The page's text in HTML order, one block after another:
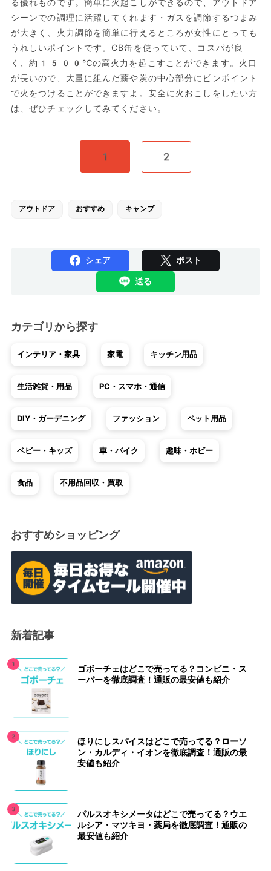
る優れものです。簡単に火起こしができるので、アウトドア
シーンでの調理に活躍してくれます・ガスを調節するつまみ
が大きく、火力調節を簡単に行えるところが女性にとっても
うれしいポイントです。CB缶を使っていて、コスパが良
く、約1500℃の高火力を起こすことができます。火口
が長いので、大量に組んだ薪や炭の中心部分にピンポイント
で火をつけることができますよ。安全に火おこしをしたい方
は、ぜひチェックしてみてください。
1 2
アウトドア おすすめ キャンプ
シェア ポスト
送る
カテゴリから探す
インテリア・家具 家電 キッチン用品
生活雑貨・用品 PC・スマホ・通信
DIY・ガーデニング ファッション ペット用品
ベビー・キッズ 車・バイク 趣味・ホビー
食品 不用品回収・買取
おすすめショッピング
新着記事
ゴボーチェはどこで売ってる？コンビニ・ス
ーパーを徹底調査！通販の最安値も紹介
ほりにしスパイスはどこで売ってる？ローソ
ン・カルディ・イオンを徹底調査！通販の最
安値も紹介
パルスオキシメータはどこで売ってる？ウエ
ルシア・マツキヨ・薬局を徹底調査！通販の
最安値も紹介